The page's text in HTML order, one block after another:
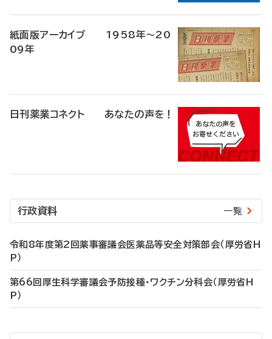
紙面版アーカイブ 1958年～20
09年
日刊薬業コネクト あなたの声を！
行政資料 一覧
令和8年度第2回薬事審議会医薬品等安全対策部会（厚労省H
P）
第66回厚生科学審議会予防接種・ワクチン分科会（厚労省H
P）